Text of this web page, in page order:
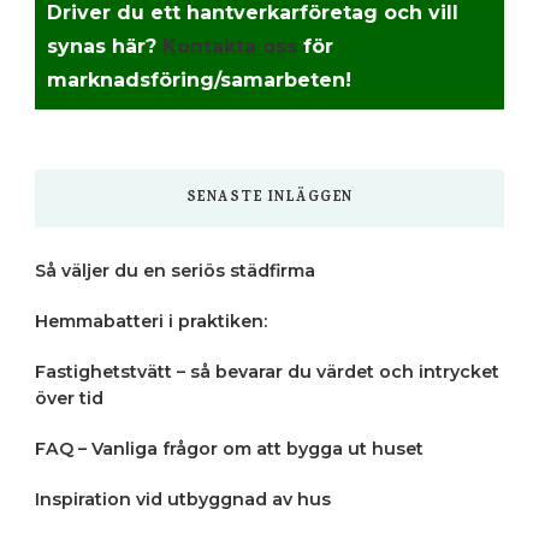
Driver du ett hantverkarföretag och vill
synas här? Kontakta oss för
marknadsföring/samarbeten!
SENASTE INLÄGGEN
Så väljer du en seriös städfirma
Hemmabatteri i praktiken:
Fastighetstvätt – så bevarar du värdet och intrycket
över tid
FAQ – Vanliga frågor om att bygga ut huset
Inspiration vid utbyggnad av hus